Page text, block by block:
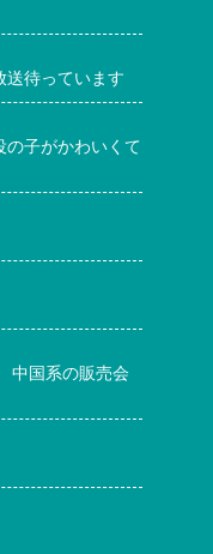
送待っています
の子がかわいくて
中国系の販売会